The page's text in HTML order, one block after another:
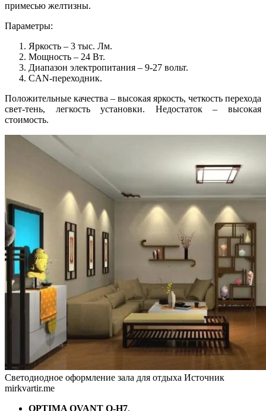
примесью желтизны.
Параметры:
Яркость – 3 тыс. Лм.
Мощность – 24 Вт.
Диапазон электропитания – 9-27 вольт.
CAN-переходник.
Положительные качества – высокая яркость, четкость перехода
свет-тень, легкость установки. Недостаток – высокая
стоимость.
Светодиодное оформление зала для отдыха Источник
mirkvartir.me
OPTIMA QVANT Q-H7.